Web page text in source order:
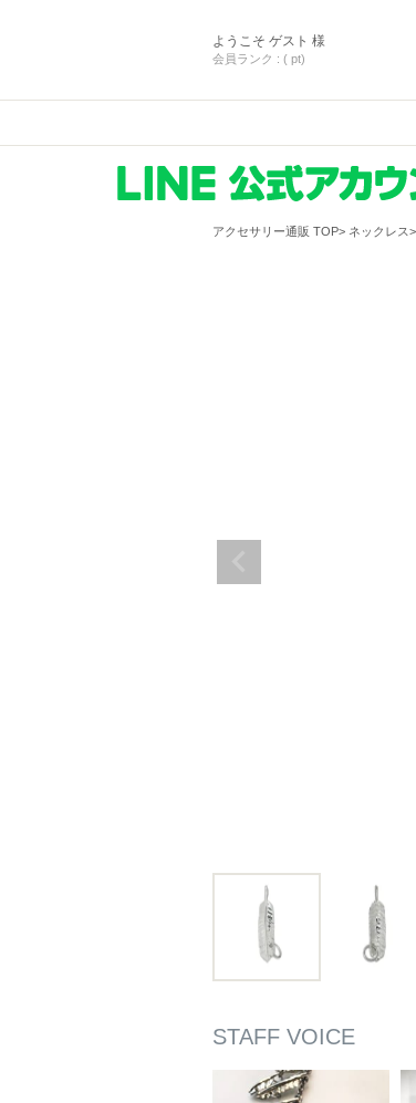
ようこそ ゲスト 様
会員ランク : ( pt)
アクセサリー通販 TOP ネックレス